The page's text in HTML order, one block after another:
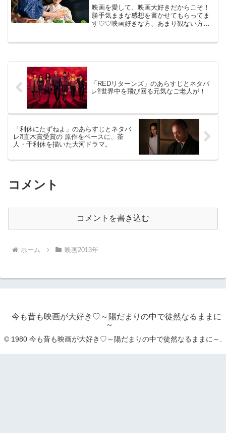
映画を愛して、映画大好きだからこそ！
勝手気ままな感想を書かせてもらってま
す♡♡映画好きな方、あまり観ない方
「REDリターンズ」のあらすじとネタバ
レ⁈世界中を飛び回る元気なご老人が！
「利休にたずねよ」のあらすじとネタバ
レ⁈直木賞受賞の 原作をベースに、茶
人・千利休を描いた大河ドラマ。
コメント
コメントを書き込む
ホーム 映画2013年
今も昔も映画が大好き♡～陽だまりの中で徒然なるままに
～
© 1980 今も昔も映画が大好き♡～陽だまりの中で徒然なるままに～.